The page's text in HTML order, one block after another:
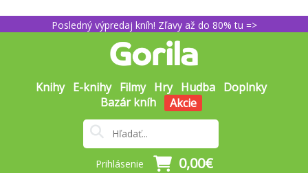
Posledný výpredaj kníh! Zľavy až do 80% tu =>
Knihy E-knihy Filmy Hry Hudba Doplnky
Bazár kníh
Akcie
Prihlásenie 0,00€